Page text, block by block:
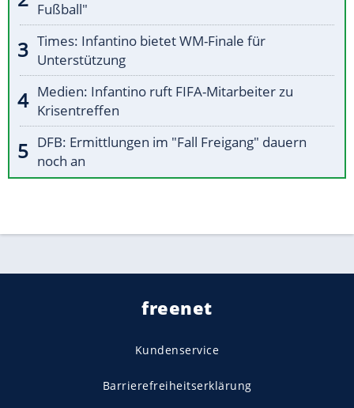
Fußball"
Times: Infantino bietet WM-Finale für
Unterstützung
Medien: Infantino ruft FIFA-Mitarbeiter zu
Krisentreffen
DFB: Ermittlungen im "Fall Freigang" dauern
noch an
freenet
Kundenservice
Barrierefreiheitserklärung